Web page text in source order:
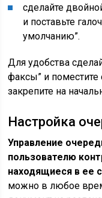
сделайте
и поставьте
умолчанию”.
Для удобства
факсы” и поместите
закрепите на
Настройка
Управление
пользователю
находящиеся в ее
можно в любое